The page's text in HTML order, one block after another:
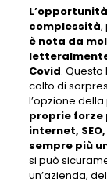
complessità,
è nota da
Covid.
colto di
l’opzione
proprie forze
internet,
sempre più
si può
un’azienda,